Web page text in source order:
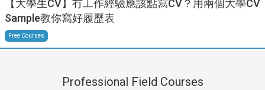
【大學生CV】冇工作經驗應該點寫CV？用兩個大學CV
Sample教你寫好履歷表
Free Courses
Professional Field Courses